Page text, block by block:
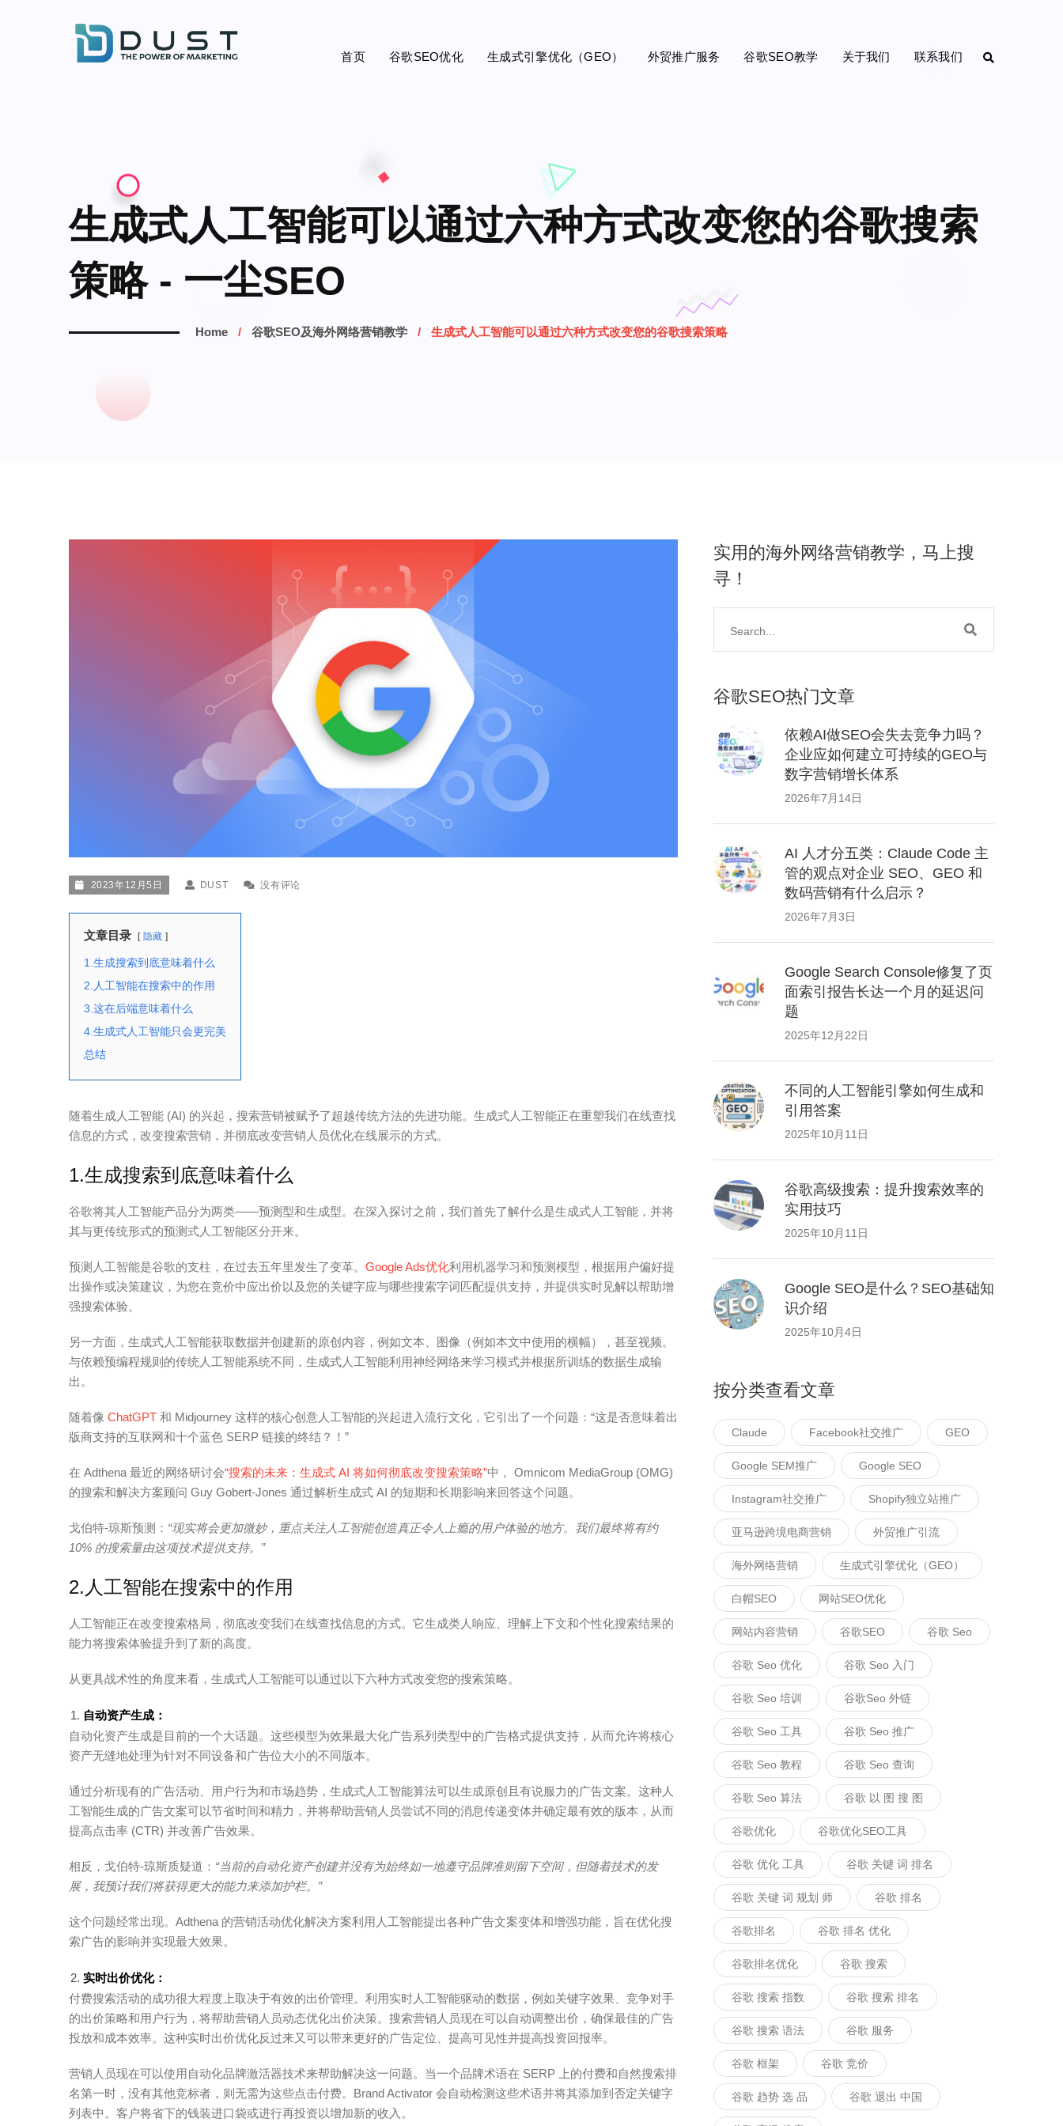
首页 谷歌SEO优化 生成式引擎优化（GEO） 外贸推广服务 谷歌SEO教学 关于我们 联系我们
生成式人工智能可以通过六种方式改变您的谷歌搜索
策略 - 一尘SEO
Home 谷歌SEO及海外网络营销教学 生成式人工智能可以通过六种方式改变您的谷歌搜索策略
2023年12月5日 DUST 没有评论
文章目录 隐藏
1.生成搜索到底意味着什么
2.人工智能在搜索中的作用
3.这在后端意味着什么
4.生成式人工智能只会更完美
总结
随着生成人工智能 (AI) 的兴起，搜索营销被赋予了超越传统方法的先进功能。 生成式人工智能正在重塑我们在线查找
信息的方式，改变搜索营销，并彻底改变营销人员优化在线展示的方式。
1.生成搜索到底意味着什么
谷歌将其人工智能产品分为两类——预测型和生成型。在深入探讨之前，我们首先了解什么是生成式人工智能，并将
其与更传统形式的预测式人工智能区分开来。
预测人工智能是谷歌的支柱，在过去五年里发生了变革。 Google Ads优化利用机器学习和预测模型，根据用户偏好提
出操作或决策建议，为您在竞价中应出价以及您的关键字应与哪些搜索字词匹配提供支持，并提供实时见解以帮助增
强搜索体验。
另一方面，生成式人工智能获取数据并创建新的原创内容，例如文本、图像（例如本文中使用的横幅），甚至视频。
与依赖预编程规则的传统人工智能系统不同，生成式人工智能利用神经网络来学习模式并根据所训练的数据生成输
出。
随着像 ChatGPT 和 Midjourney 这样的核心创意人工智能的兴起进入流行文化，它引出了一个问题：“这是否意味着出
版商支持的互联网和十个蓝色 SERP 链接的终结？！”
在 Adthena 最近的网络研讨会“搜索的未来：生成式 AI 将如何彻底改变搜索策略”中， Omnicom MediaGroup (OMG)
的搜索和解决方案顾问 Guy Gobert-Jones 通过解析生成式 AI 的短期和长期影响来回答这个问题。
戈伯特-琼斯预测： “现实将会更加微妙，重点关注人工智能创造真正令人上瘾的用户体验的地方。我们最终将有约
10% 的搜索量由这项技术提供支持。”
2.人工智能在搜索中的作用
人工智能正在改变搜索格局，彻底改变我们在线查找信息的方式。它生成类人响应、理解上下文和个性化搜索结果的
能力将搜索体验提升到了新的高度。
从更具战术性的角度来看，生成式人工智能可以通过以下六种方式改变您的搜索策略。
自动资产生成：
自动化资产生成是目前的一个大话题。 这些模型为效果最大化广告系列类型中的广告格式提供支持，从而允许将核心
资产无缝地处理为针对不同设备和广告位大小的不同版本。
通过分析现有的广告活动、用户行为和市场趋势，生成式人工智能算法可以生成原创且有说服力的广告文案。这种人
工智能生成的广告文案可以节省时间和精力，并将帮助营销人员尝试不同的消息传递变体并确定最有效的版本，从而
提高点击率 (CTR) 并改善广告效果。
相反，戈伯特-琼斯质疑道： “当前的自动化资产创建并没有为始终如一地遵守品牌准则留下空间，但随着技术的发
展，我预计我们将获得更大的能力来添加护栏。”
这个问题经常出现。Adthena 的营销活动优化解决方案利用人工智能提出各种广告文案变体和增强功能，旨在优化搜
索广告的影响并实现最大效果。
实时出价优化：
付费搜索活动的成功很大程度上取决于有效的出价管理。利用实时人工智能驱动的数据，例如关键字效果、竞争对手
的出价策略和用户行为，将帮助营销人员动态优化出价决策。搜索营销人员现在可以自动调整出价，确保最佳的广告
投放和成本效率。这种实时出价优化反过来又可以带来更好的广告定位、提高可见性并提高投资回报率。
营销人员现在可以使用自动化品牌激活器技术来帮助解决这一问题。当一个品牌术语在 SERP 上的付费和自然搜索排
名第一时，没有其他竞标者，则无需为这些点击付费。Brand Activator 会自动检测这些术语并将其添加到否定关键字
列表中。客户将省下的钱装进口袋或进行再投资以增加新的收入。
实用的海外网络营销教学，马上搜
寻！
谷歌SEO热门文章
依赖AI做SEO会失去竞争力吗？
企业应如何建立可持续的GEO与
数字营销增长体系
2026年7月14日
AI 人才分五类：Claude Code 主
管的观点对企业 SEO、GEO 和
数码营销有什么启示？
2026年7月3日
Google Search Console修复了页
面索引报告长达一个月的延迟问
题
2025年12月22日
不同的人工智能引擎如何生成和
引用答案
2025年10月11日
谷歌高级搜索：提升搜索效率的
实用技巧
2025年10月11日
Google SEO是什么？SEO基础知
识介绍
2025年10月4日
按分类查看文章
Claude Facebook社交推广 GEO
Google SEM推广 Google SEO
Instagram社交推广 Shopify独立站推广
亚马逊跨境电商营销 外贸推广引流
海外网络营销 生成式引擎优化（GEO）
白帽SEO 网站SEO优化
网站内容营销 谷歌SEO 谷歌 Seo
谷歌 Seo 优化 谷歌 Seo 入门
谷歌 Seo 培训 谷歌seo 外链
谷歌 Seo 工具 谷歌 Seo 推广
谷歌 Seo 教程 谷歌 Seo 查询
谷歌 Seo 算法 谷歌 以 图 搜 图
谷歌优化 谷歌优化SEO工具
谷歌 优化 工具 谷歌 关键 词 排名
谷歌 关键 词 规划 师 谷歌 排名
谷歌排名 谷歌 排名 优化
谷歌排名优化 谷歌 搜索
谷歌 搜索 指数 谷歌 搜索 排名
谷歌 搜索 语法 谷歌 服务
谷歌 框架 谷歌 竞价
谷歌 趋势 选 品 谷歌 退出 中国